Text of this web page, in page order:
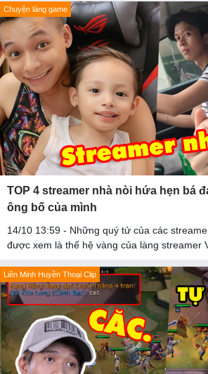
Chuyện làng game
TOP 4 streamer nhà nòi hứa hẹn bá
ông bố của mình
14/10 13:59 - Những quý tử của các
được xem là thế hệ vàng của làng streamer
Liên Minh Huyền Thoại Clip